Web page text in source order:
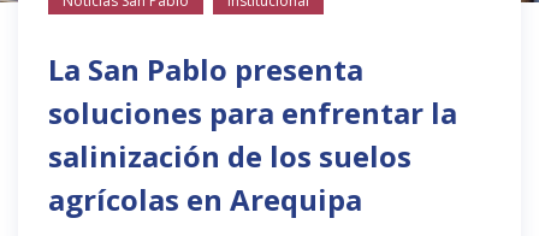
La San Pablo presenta
soluciones para enfrentar la
salinización de los suelos
agrícolas en Arequipa